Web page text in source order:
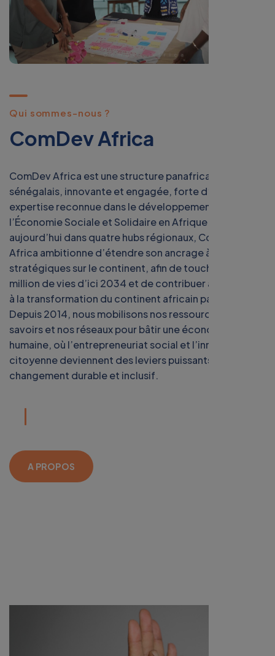
Qui sommes-nous ?
ComDev Africa
ComDev Africa est une structure panafricaine de droit
sénégalais, innovante et engagée, forte d’une
expertise reconnue dans le développement de
l’Économie Sociale et Solidaire en Afrique. Présente
aujourd’hui dans quatre hubs régionaux, ComDev
Africa ambitionne d’étendre son ancrage à cinq hubs
stratégiques sur le continent, afin de toucher un
million de vies d’ici 2034 et de contribuer activement
à la transformation du continent africain par l’ESS.
Depuis 2014, nous mobilisons nos ressources, nos
savoirs et nos réseaux pour bâtir une économie plus
humaine, où l’entrepreneuriat social et l’innovation
citoyenne deviennent des leviers puissants de
changement durable et inclusif.
A PROPOS